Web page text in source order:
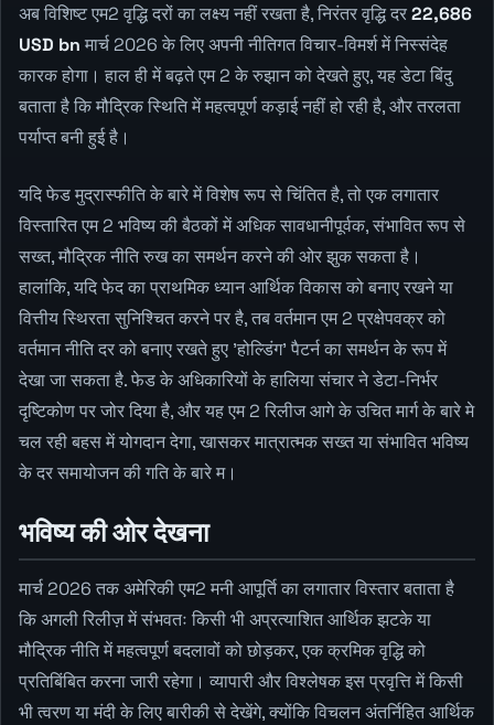
अब विशिष्ट एम2 वृद्धि दरों का लक्ष्य नहीं रखता है, निरंतर वृद्धि दर22,686
USD bn मार्च 2026 के लिए अपनी नीतिगत विचार-विमर्श में निस्संदेह
कारक होगा। हाल ही में बढ़ते एम 2 के रुझान को देखते हुए, यह डेटा बिंदु
बताता है कि मौद्रिक स्थिति में महत्वपूर्ण कड़ाई नहीं हो रही है, और तरलता
पर्याप्त बनी हुई है।
यदि फेड मुद्रास्फीति के बारे में विशेष रूप से चिंतित है, तो एक लगातार
विस्तारित एम 2 भविष्य की बैठकों में अधिक सावधानीपूर्वक, संभावित रूप से
सख्त, मौद्रिक नीति रुख का समर्थन करने की ओर झुक सकता है।
हालांकि, यदि फेद का प्राथमिक ध्यान आर्थिक विकास को बनाए रखने या
वित्तीय स्थिरता सुनिश्चित करने पर है, तब वर्तमान एम 2 प्रक्षेपवक्र को
वर्तमान नीति दर को बनाए रखते हुए 'होल्डिंग' पैटर्न का समर्थन के रूप में
देखा जा सकता है. फेड के अधिकारियों के हालिया संचार ने डेटा-निर्भर
दृष्टिकोण पर जोर दिया है, और यह एम 2 रिलीज आगे के उचित मार्ग के बारे मे
चल रही बहस में योगदान देगा, खासकर मात्रात्मक सख्त या संभावित भविष्य
के दर समायोजन की गति के बारे म।
भविष्य की ओर देखना
मार्च 2026 तक अमेरिकी एम2 मनी आपूर्ति का लगातार विस्तार बताता है
कि अगली रिलीज़ में संभवतः किसी भी अप्रत्याशित आर्थिक झटके या
मौद्रिक नीति में महत्वपूर्ण बदलावों को छोड़कर, एक क्रमिक वृद्धि को
प्रतिबिंबित करना जारी रहेगा। व्यापारी और विश्लेषक इस प्रवृत्ति में किसी
भी त्वरण या मंदी के लिए बारीकी से देखेंगे, क्योंकि विचलन अंतर्निहित आर्थिक